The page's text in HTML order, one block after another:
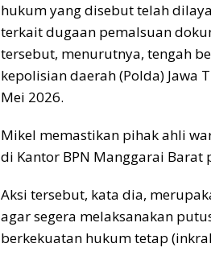
hukum yang disebut telah
terkait dugaan pemalsuan
tersebut, menurutnya, tengah
kepolisian daerah (Polda) Jawa
Mei 2026.
Mikel memastikan pihak ahli
di Kantor BPN Manggarai Barat
Aksi tersebut, kata dia,
agar segera melaksanakan
berkekuatan hukum tetap